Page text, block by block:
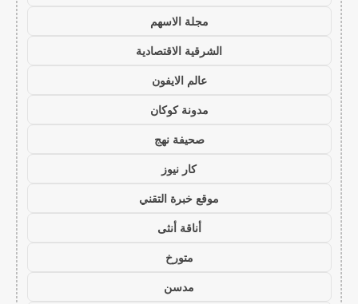
مجلة الاسهم
الشرقية الاقتصادية
عالم الايفون
مدونة كوكان
صحيفة نهج
كار نيوز
موقع خبرة التقني
أناقة أنثى
متورخ
مدسن